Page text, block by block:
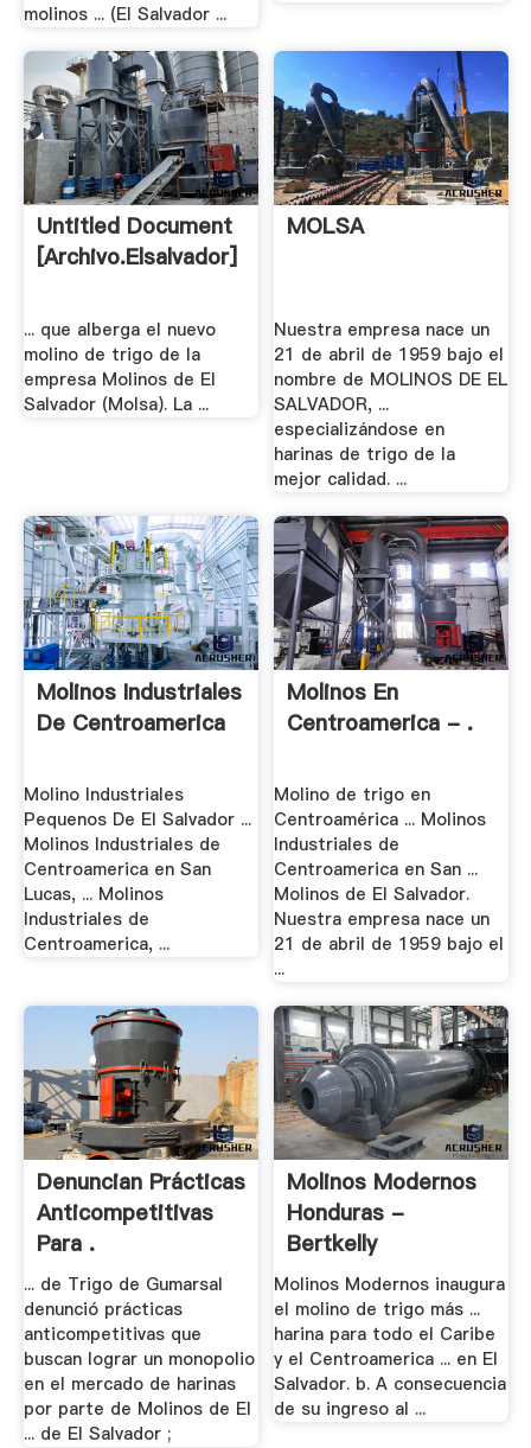
molinos ... (El Salvador ...
Untitled Document
[archivo.elsalvador]
... que alberga el nuevo
molino de trigo de la
empresa Molinos de El
Salvador (Molsa). La ...
MOLSA
Nuestra empresa nace un
21 de abril de 1959 bajo el
nombre de MOLINOS DE EL
SALVADOR, ...
especializándose en
harinas de trigo de la
mejor calidad. ...
Molinos Industriales
De Centroamerica
Molino Industriales
Pequenos De El Salvador ...
Molinos Industriales de
Centroamerica en San
Lucas, ... Molinos
Industriales de
Centroamerica, ...
Molinos En
Centroamerica - .
Molino de trigo en
Centroamérica ... Molinos
Industriales de
Centroamerica en San ...
Molinos de El Salvador.
Nuestra empresa nace un
21 de abril de 1959 bajo el
...
Denuncian Prácticas
Anticompetitivas
Para .
... de Trigo de Gumarsal
denunció prácticas
anticompetitivas que
buscan lograr un monopolio
en el mercado de harinas
por parte de Molinos de El
... de El Salvador ;
Molinos Modernos
Honduras -
Bertkelly
Molinos Modernos inaugura
el molino de trigo más ...
harina para todo el Caribe
y el Centroamerica ... en El
Salvador. b. A consecuencia
de su ingreso al ...